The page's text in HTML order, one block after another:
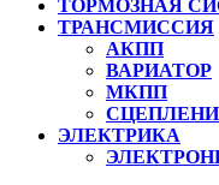
ТОРМОЗНАЯ
ТРАНСМИССИЯ
АКПП
ВАРИАТОР
МКПП
ЭЛЕКТРИКА